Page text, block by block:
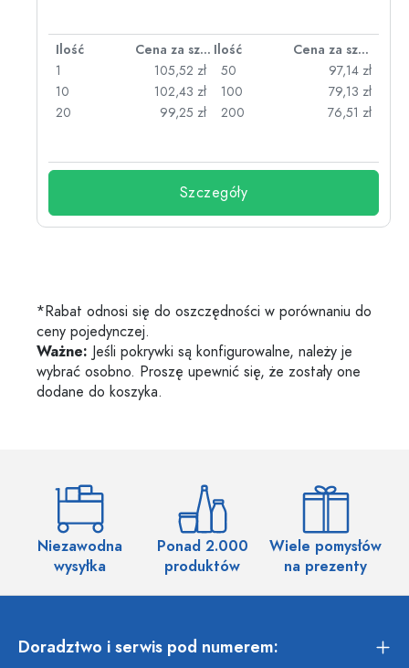
Ilość Cena za sztukę Ilość
Cena za sztukę
1
105,52 zł
10
102,43 zł
20
99,25 zł
50
97,14 zł
100
79,13 zł
200
76,51 zł
Szczegóły
*Rabat odnosi się do oszczędności w porównaniu do
ceny pojedynczej.
Ważne: Jeśli pokrywki są konfigurowalne, należy je
wybrać osobno. Proszę upewnić się, że zostały one
dodane do koszyka.
Niezawodna
wysyłka
Ponad 2.000
produktów
Wiele pomysłów
na prezenty
Doradztwo i serwis pod numerem: